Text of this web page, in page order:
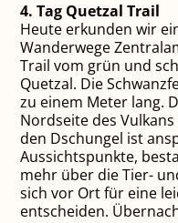
4. Tag Quetzal Trail
Heute erkunden wir
Wanderwege
Trail vom grün und
Quetzal. Die
zu einem Meter lang.
Nordseite des
den Dschungel ist
Aussichtspunkte,
mehr über die Tier-
sich vor Ort für eine
entscheiden.